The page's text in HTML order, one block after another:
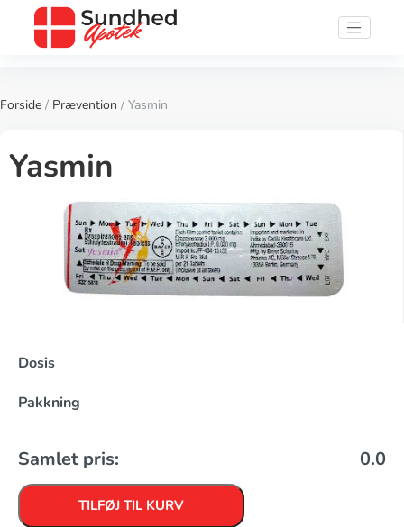
Forside / Prævention / Yasmin
Yasmin
Dosis
Pakkning
Samlet pris: 0.0
TILFØJ TIL KURV